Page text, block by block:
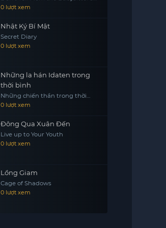
Dead
0 lượt xem
Nhật Ký Bí Mật
Secret Diary
0 lượt xem
Những la hán Idaten trong
thời bình
Những chiến thần trong thời
bình Heion Sedai no Idaten-tachi
0 lượt xem
Đông Qua Xuân Đến
Live up to Your Youth
0 lượt xem
Lồng Giam
Cage of Shadows
0 lượt xem